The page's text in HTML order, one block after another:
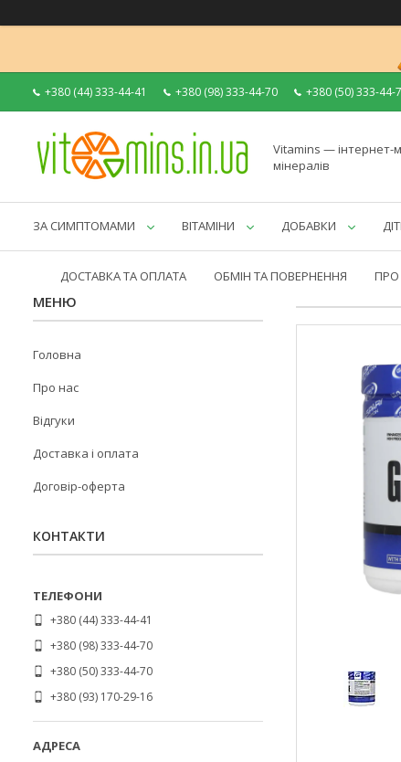
+380 (44) 333-44-41 +380 (98) 333-44-70 +380 (50) 333-44-
Vitamins — інтернет-
мінералів
ЗА СИМПТОМАМИ ВІТАМІНИ ДОБАВКИ
ДОСТАВКА ТА ОПЛАТА ОБМІН ТА ПОВЕРНЕННЯ ПРО
Головна
Про нас
Відгуки
Доставка і оплата
Договір-оферта
КОНТАКТИ
+380 (44) 333-44-41
+380 (98) 333-44-70
+380 (50) 333-44-70
+380 (93) 170-29-16